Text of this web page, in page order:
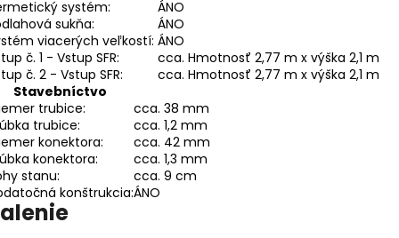
systém:
ÁNO
sukňa:
ÁNO
viacerých veľkostí: ÁNO
č. 1 - Vstup SFR:
cca. Hmotnosť 2,77 m x výška 2,1 m
č. 2 - Vstup SFR:
cca. Hmotnosť 2,77 m x výška 2,1 m
Stavebníctvo
trubice:
cca. 38 mm
trubice:
cca. 1,2 mm
konektora:
cca. 42 mm
konektora:
cca. 1,3 mm
stanu:
cca. 9 cm
konštrukcia:ÁNO